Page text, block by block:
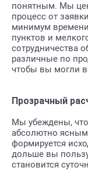
понятным. Мы
процесс от
минимум
пунктов и
сотрудничества
различные по
чтобы вы могли
Прозрачный
Мы убеждены,
абсолютно
формируется
дольше вы
становится